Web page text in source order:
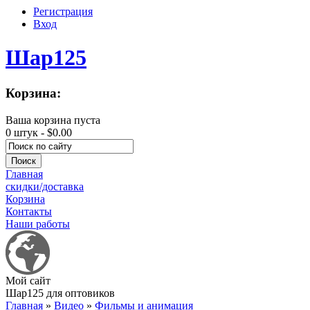
Регистрация
Вход
Шар125
Корзина:
Ваша корзина пуста
0 штук - $0.00
Главная
скидки/доставка
Корзина
Контакты
Наши работы
Мой сайт
Шар125 для оптовиков
Главная » Видео » Фильмы и анимация